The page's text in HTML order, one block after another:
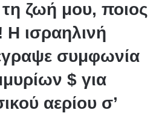
τη ζωή μου, ποιος
Η ισραηλινή
συμφωνία
$ για
αερίου σ’